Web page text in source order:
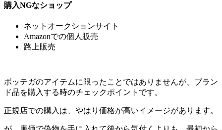
購入NGなショップ
ネットオークションサイト
Amazonでの個人販売
路上販売
ボッテガのアイテムに限ったことではありませんが、ブラン
ド品を購入する時のチェックポイントです。
正規店での購入は、やはり価格が高いイメージがあります。